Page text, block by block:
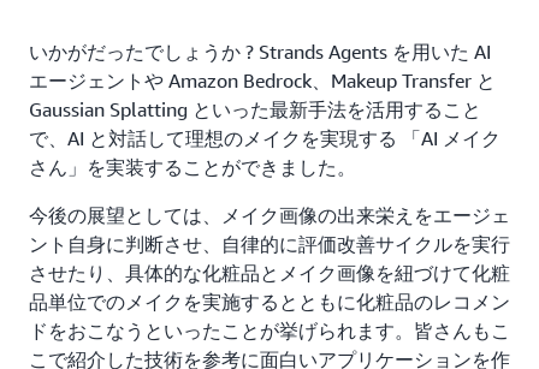
いかがだったでしょうか ? Strands Agents を用いた AI
エージェントや Amazon Bedrock、Makeup Transfer と
Gaussian Splatting といった最新手法を活用すること
で、AI と対話して理想のメイクを実現する 「AI メイク
さん」を実装することができました。
今後の展望としては、メイク画像の出来栄えをエージェ
ント自身に判断させ、自律的に評価改善サイクルを実行
させたり、具体的な化粧品とメイク画像を紐づけて化粧
品単位でのメイクを実施するとともに化粧品のレコメン
ドをおこなうといったことが挙げられます。皆さんもこ
こで紹介した技術を参考に面白いアプリケーションを作